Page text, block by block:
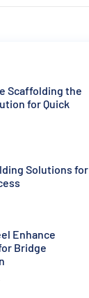
Scaffolding the
for Quick
Solutions for
Enhance
Bridge